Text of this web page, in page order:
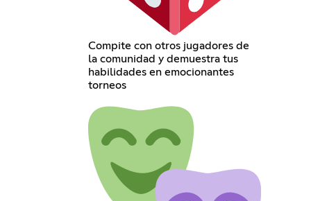
Compite con otros jugadores de
la comunidad y demuestra tus
habilidades en emocionantes
torneos